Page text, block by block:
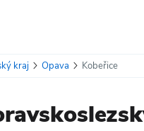
kraj Opava Kobeřice